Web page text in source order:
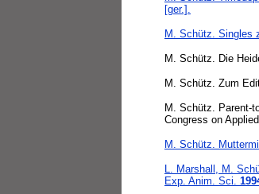
[ger.].
M. Schütz. Singles
M. Schütz. Die
M. Schütz. Zum
M. Schütz. Parent-
Congress on
M. Schütz.
L. Marshall, M.
Exp. Anim. Sci.